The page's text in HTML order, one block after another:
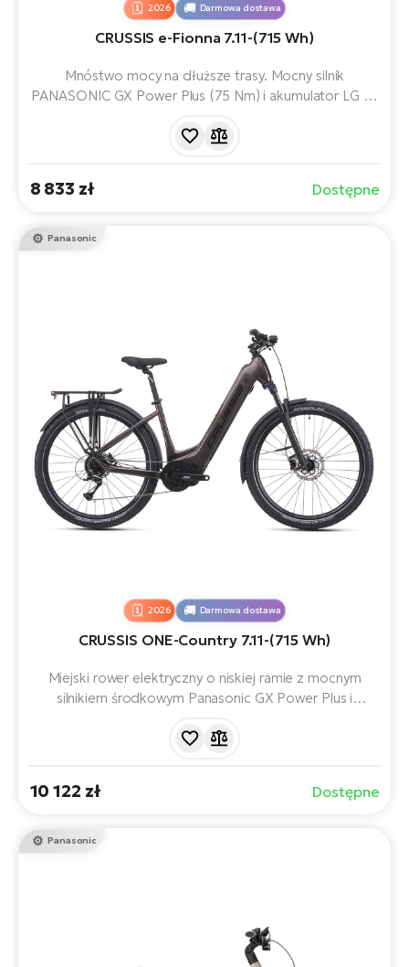
2026 Darmowa dostawa
CRUSSIS e-Fionna 7.11-(715 Wh)
Mnóstwo mocy na dłuższe trasy. Mocny silnik
PANASONIC GX Power Plus (75 Nm) i akumulator LG Li-
rowerowi elektrycznemu doskonałe osiągi. Dzięki
najtrudniejszym terenie i zapewni komfortową jazdę w
8 833 zł Dostępne
Panasonic
2026 Darmowa dostawa
CRUSSIS ONE-Country 7.11-(715 Wh)
Miejski rower elektryczny o niskiej ramie z mocnym
silnikiem środkowym Panasonic GX Power Plus i
10 122 zł Dostępne
Panasonic